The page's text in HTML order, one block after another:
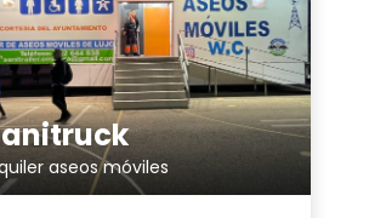
aseos móviles